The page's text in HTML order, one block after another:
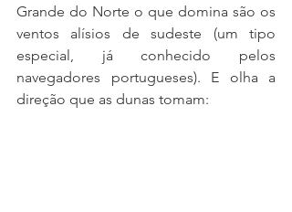
Grande do Norte o que domina são os
ventos alísios de sudeste (um tipo
especial, já conhecido pelos
navegadores portugueses). E olha a
direção que as dunas tomam: